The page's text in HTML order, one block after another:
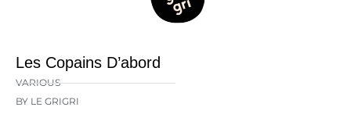
Les Copains D’abord
VARIOUS
BY LE GRIGRI